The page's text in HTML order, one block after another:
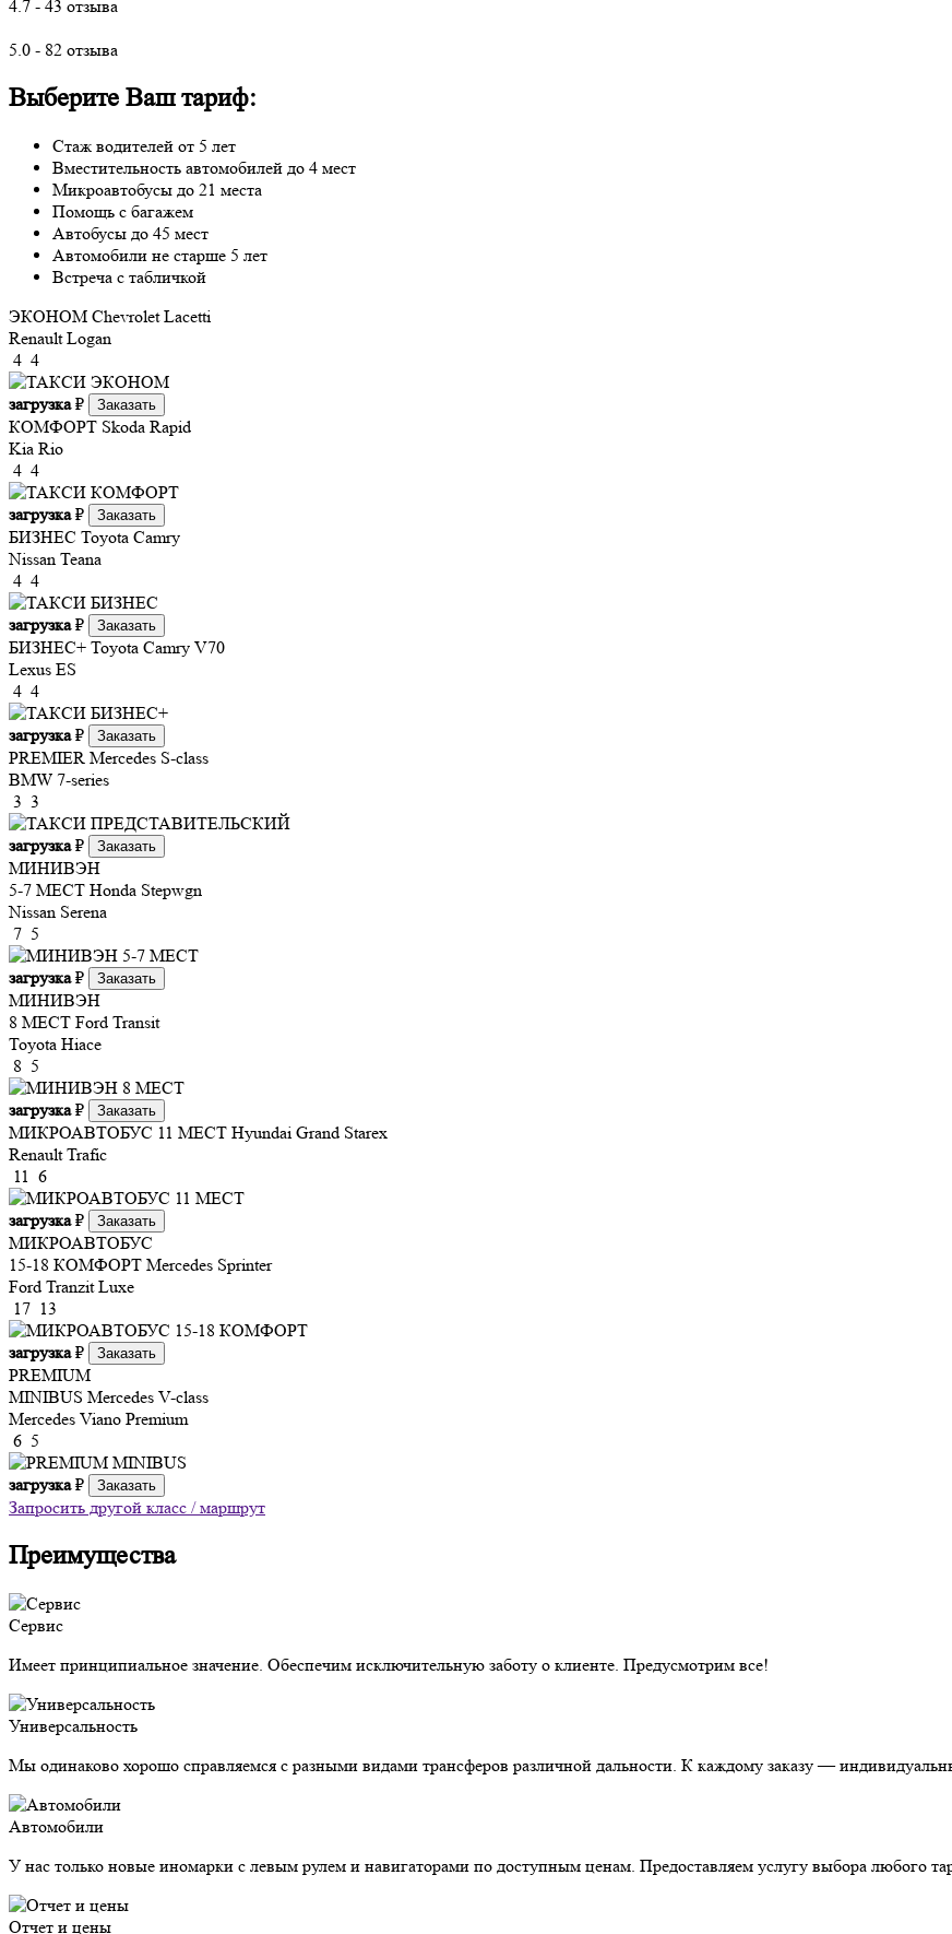
4.7 - 43 отзыва
5.0 - 82 отзыва
Выберите Ваш тариф:
Стаж водителей от 5 лет
Вместительность автомобилей до 4 мест
Микроавтобусы до 21 места
Помощь с багажем
Автобусы до 45 мест
Автомобили не старше 5 лет
Встреча с табличкой
ЭКОНОМ Chevrolet Lacetti
Renault Logan
4 4
загрузка₽ Заказать
КОМФОРТ Skoda Rapid
Kia Rio
4 4
загрузка₽ Заказать
БИЗНЕС Toyota Camry
Nissan Teana
4 4
загрузка₽ Заказать
БИЗНЕС+ Toyota Camry V70
Lexus ES
4 4
загрузка₽ Заказать
PREMIER Mercedes S-class
BMW 7-series
3 3
загрузка₽ Заказать
МИНИВЭН
5-7 МЕСТ Honda Stepwgn
Nissan Serena
7 5
загрузка₽ Заказать
МИНИВЭН
8 МЕСТ Ford Transit
Toyota Hiace
8 5
загрузка₽ Заказать
МИКРОАВТОБУС 11 МЕСТ Hyundai Grand Starex
Renault Trafic
11 6
загрузка₽ Заказать
МИКРОАВТОБУС
15-18 КОМФОРТ Mercedes Sprinter
Ford Tranzit Luxe
17 13
загрузка₽ Заказать
PREMIUM
MINIBUS Mercedes V-class
Mercedes Viano Premium
6 5
загрузка₽ Заказать
Запросить другой класс / маршрут
Преимущества
Сервис
Имеет принципиальное значение. Обеспечим исключительную заботу о клиенте. Предусмотрим все!
Универсальность
Мы одинаково хорошо справляемся с разными видами трансферов различной дальности. К каждому заказу —
Автомобили
У нас только новые иномарки с левым рулем и навигаторами по доступным ценам. Предоставляем услугу выбора любого
Отчет и цены